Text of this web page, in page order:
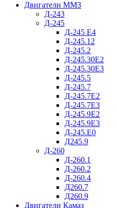
Двигатели ММЗ
Д-243
Д-245
Д-245 Е4
Д-245.12
Д-245.2
Д-245.30Е2
Д-245.30Е3
Д-245.5
Д-245.7
Д-245.7Е2
Д-245.7Е3
Д-245.9Е2
Д-245.9Е3
Д-245.Е0
Д245.9
Д-260
Д-260.1
Д-260.2
Д-260.4
Д260.7
Д260.9
Двигатели Камаз